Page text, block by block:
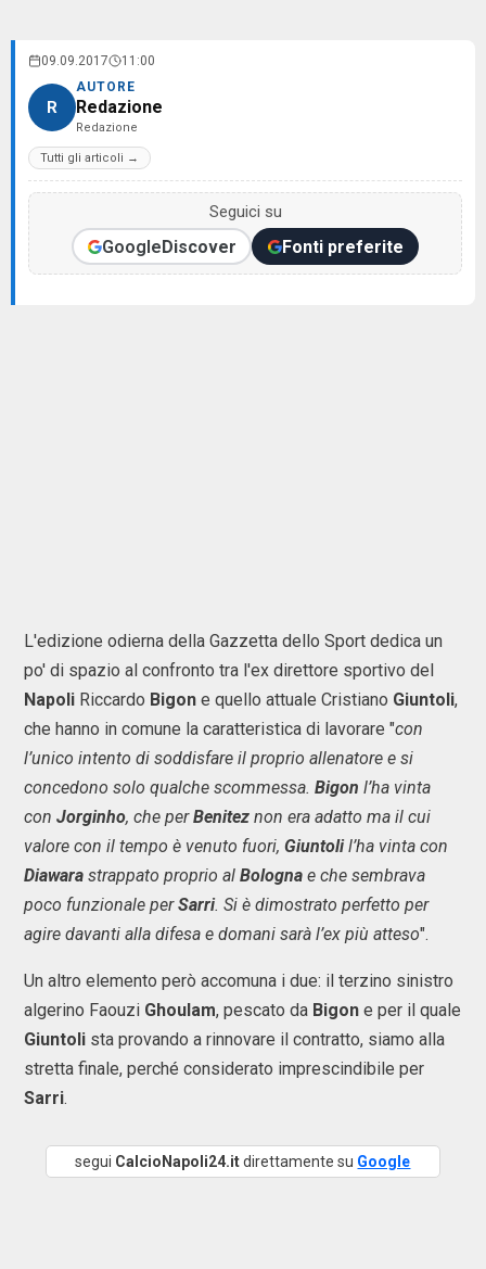
09.09.2017 11:00
R
AUTORE
Redazione
Redazione
Tutti gli articoli →
Seguici su
GoogleDiscover Fonti preferite
L'edizione odierna della Gazzetta dello Sport dedica un
po' di spazio al confronto tra l'ex direttore sportivo del
Napoli Riccardo Bigon e quello attuale Cristiano Giuntoli,
che hanno in comune la caratteristica di lavorare "con
l’unico intento di soddisfare il proprio allenatore e si
concedono solo qualche scommessa. Bigon l’ha vinta
con Jorginho, che perBenitez non era adatto ma il cui
valore con il tempo è venuto fuori, Giuntolil’ha vinta con
Diawara strappato proprio al Bologna e che sembrava
poco funzionale perSarri. Si è dimostrato perfetto per
agire davanti alla difesa e domani sarà l’ex più atteso".
Un altro elemento però accomuna i due: il terzino sinistro
algerino Faouzi Ghoulam, pescato da Bigon e per il quale
Giuntoli sta provando a rinnovare il contratto, siamo alla
stretta finale, perché considerato imprescindibile per
Sarri.
segui CalcioNapoli24.itdirettamente su Google